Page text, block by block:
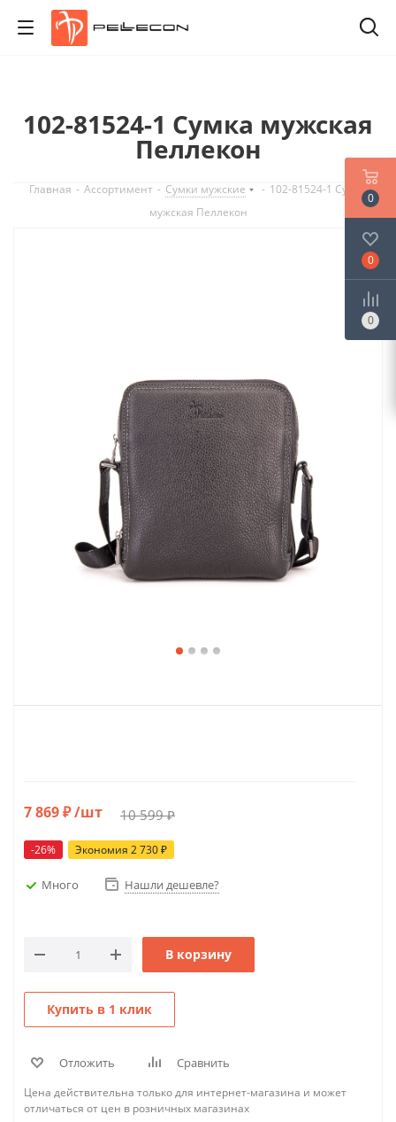
102-81524-1 Сумка мужская
Пеллекон
Главная - Ассортимент - Сумки мужские - 102-81524-1 Сумка
мужская Пеллекон
7 869₽/шт 10 599₽
-26% Экономия 2 730₽
Много Нашли дешевле?
В корзину
Купить в 1 клик
Отложить Сравнить
Цена действительна только для интернет-магазина и может
отличаться от цен в розничных магазинах
0
0
0